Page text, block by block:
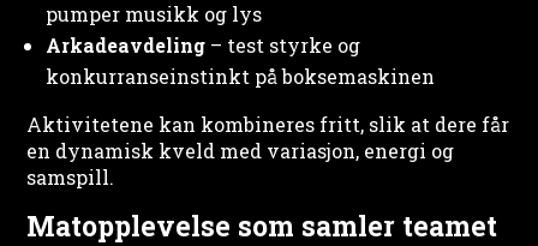
pumper musikk og lys
Arkadeavdeling– test styrke og
konkurranseinstinkt på boksemaskinen
Aktivitetene kan kombineres fritt, slik at dere får
en dynamisk kveld med variasjon, energi og
samspill.
Matopplevelse som samler teamet